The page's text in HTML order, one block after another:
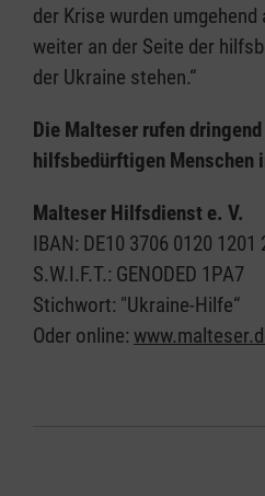
der Krise wurden
weiter an der Seite der
der Ukraine stehen.“
Die Malteser rufen
hilfsbedürftigen Menschen
Malteser Hilfsdienst e. V.
IBAN: DE10 3706 0120 1201
S.W.I.F.T.: GENODED 1PA7
Stichwort: "Ukraine-Hilfe“
Oder online: